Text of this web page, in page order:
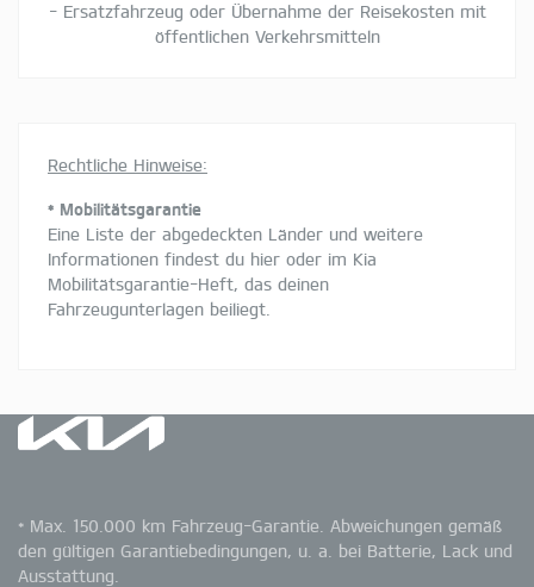
- Ersatzfahrzeug oder Übernahme der Reisekosten mit
öffentlichen Verkehrsmitteln
Rechtliche Hinweise:
* Mobilitätsgarantie
Eine Liste der abgedeckten Länder und weitere
Informationen findest du hier oder im Kia
Mobilitätsgarantie-Heft, das deinen
Fahrzeugunterlagen beiliegt.
* Max. 150.000 km Fahrzeug-Garantie. Abweichungen gemäß
den gültigen Garantiebedingungen, u. a. bei Batterie, Lack und
Ausstattung.